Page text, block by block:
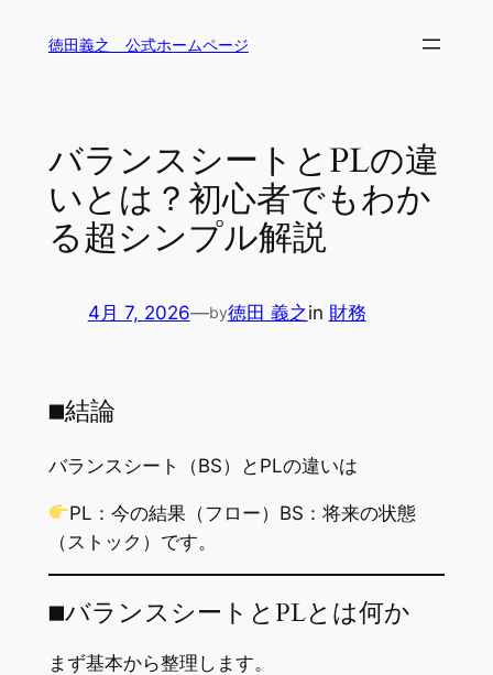
徳田義之 公式ホームページ
バランスシートとPLの違
いとは？初心者でもわか
る超シンプル解説
4月 7, 2026—by徳田 義之in 財務
■結論
バランスシート（BS）とPLの違いは
PL：今の結果（フロー）BS：将来の状態
（ストック）です。
■バランスシートとPLとは何か
まず基本から整理します。